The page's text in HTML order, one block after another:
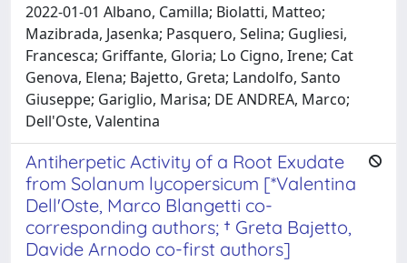
2022-01-01 Albano, Camilla; Biolatti, Matteo;
Mazibrada, Jasenka; Pasquero, Selina; Gugliesi,
Francesca; Griffante, Gloria; Lo Cigno, Irene; Cat
Genova, Elena; Bajetto, Greta; Landolfo, Santo
Giuseppe; Gariglio, Marisa; DE ANDREA, Marco;
Dell'Oste, Valentina
Antiherpetic Activity of a Root Exudate
from Solanum lycopersicum [*Valentina
Dell'Oste, Marco Blangetti co-
corresponding authors; † Greta Bajetto,
Davide Arnodo co-first authors]